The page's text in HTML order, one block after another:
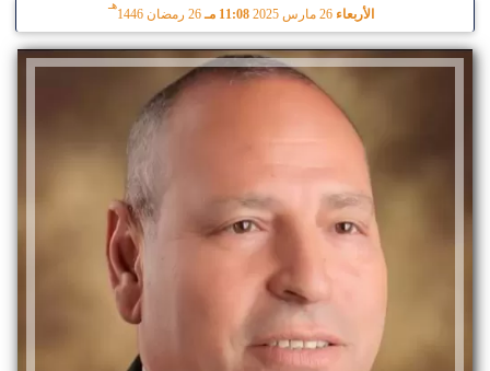
الأربعاء 26 مارس 2025 11:08 مـ 26 رمضان 1446
هـ